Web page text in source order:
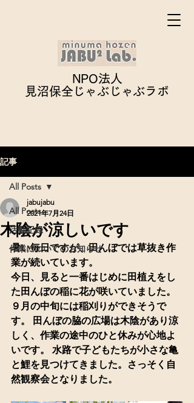
NPO法人
見沼保全じゃぶじゃぶラボ
記事
All Posts
活動記録
作業についてのお知らせ
All Posts
木陰が涼しいです
jabujabu
2021年7月24日
暑い毎日ですが、田んぼでは草抜き作
業が続いています。
今日、見ると一番はじめに田植えをし
た田んぼの稲に花が咲いていました。
９月の中旬には稲刈りができそうで
す。 田んぼの脇の広場は木陰があり涼
しく、作業の途中のひと休みが心地よ
いです。 水路で子どもたちが小さな亀
と鯉を見つけてきました。さっそく自
然観察会となりました。